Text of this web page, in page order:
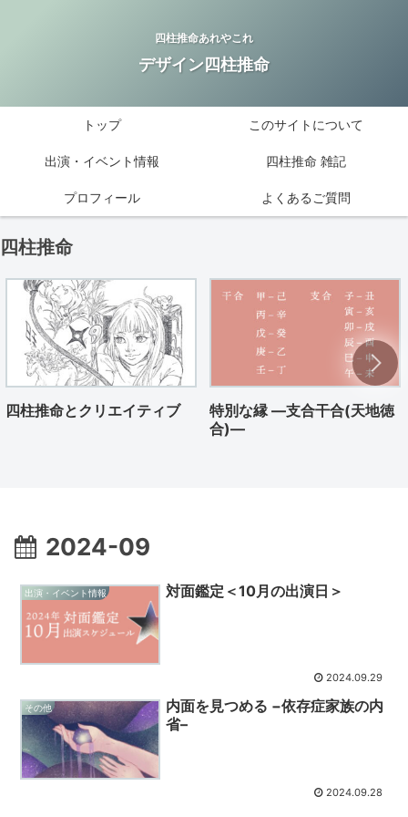
四柱推命あれやこれ
デザイン四柱推命
トップ このサイトについて
出演・イベント情報 四柱推命 雑記
プロフィール よくあるご質問
四柱推命
四柱推命とクリエイティブ
特別な縁 ―支合干合(天地徳
合)―
2024-09
出演・イベント情報 対面鑑定＜10月の出演日＞
2024.09.29
その他
内面を見つめる −依存症家族の内
省–
2024.09.28